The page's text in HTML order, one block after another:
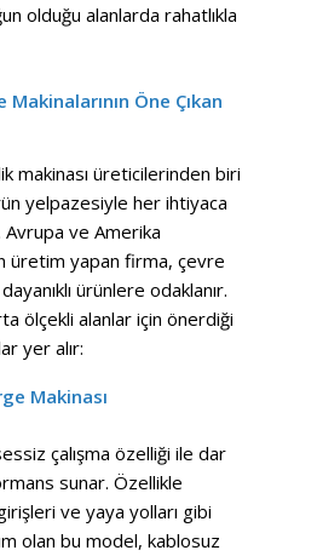
olduğu alanlarda rahatlıkla
Öne Çıkan
makinası üreticilerinden biri
yelpazesiyle her ihtiyaca
ve Amerika
üretim yapan firma, çevre
ürünlere odaklanır.
ölçekli alanlar için önerdiği
yer alır:
Makinası
çalışma özelliği ile dar
sunar. Özellikle
ve yaya yolları gibi
olan bu model, kablosuz